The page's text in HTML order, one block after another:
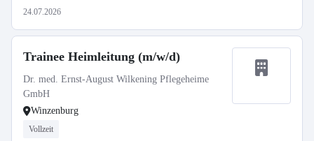
24.07.2026
Trainee Heimleitung (m/w/d)
Dr. med. Ernst-August Wilkening Pflegeheime
GmbH
Winzenburg
Vollzeit